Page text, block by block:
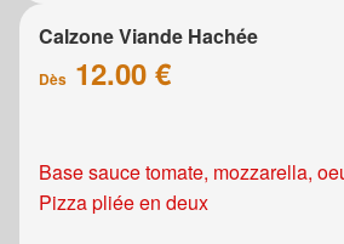
Calzone Viande Hachée
Dès 12.00 €
Base sauce tomate, mozzarella,
Pizza pliée en deux